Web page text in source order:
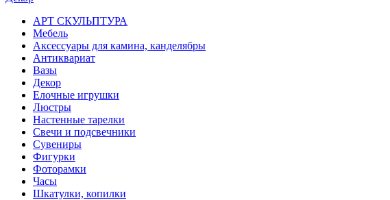
АРТ СКУЛЬПТУРА
Мебель
Аксессуары для камина, канделябры
Антиквариат
Вазы
Декор
Елочные игрушки
Люстры
Настенные тарелки
Свечи и подсвечники
Сувениры
Фигурки
Фоторамки
Часы
Шкатулки, копилки